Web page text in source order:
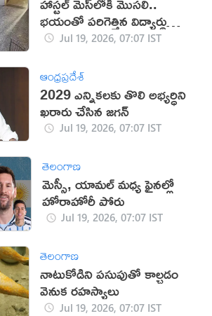
భయంతో పరిగెత్తిన విద్యార్థులు
(వీడియో)
Jul 19, 2026, 07:07 IST
ఆంధ్రప్రదేశ్
2029 ఎన్నికలకు తొలి అభ్యర్ధిని
ఖరారు చేసిన జగన్
Jul 19, 2026, 07:07 IST
తెలంగాణ
మెస్సీ, యామల్ మధ్య ఫైనల్లో
హోరాహోరీ పోరు
Jul 19, 2026, 07:07 IST
తెలంగాణ
నాటుకోడిని పసుపుతో కాల్చడం
వెనుక రహస్యాలు
Jul 19, 2026, 07:07 IST